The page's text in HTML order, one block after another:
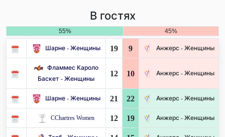
В гостях
55% 45%
Шарне - Женщины 19 9 Анжерс - Женщины
Фламмес Кароло
Баскет - Женщины
12 10 Анжерс - Женщины
Шарне - Женщины 21 22 Анжерс - Женщины
CChartres Women 12 19 Анжерс - Женщины